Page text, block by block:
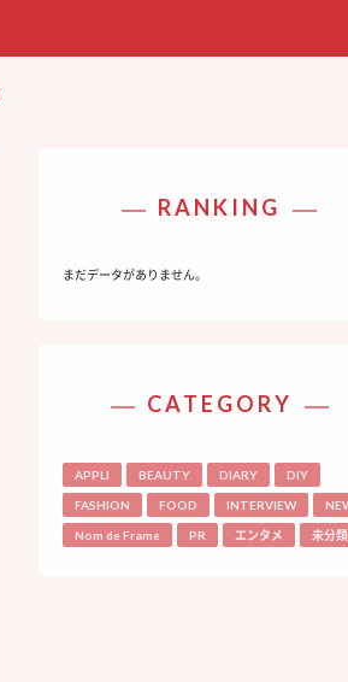
RANKING
まだデータがありません。
CATEGORY
APPLI BEAUTY DIARY DIY
FASHION FOOD INTERVIEW
Nom de Frame PR エンタメ 未分類